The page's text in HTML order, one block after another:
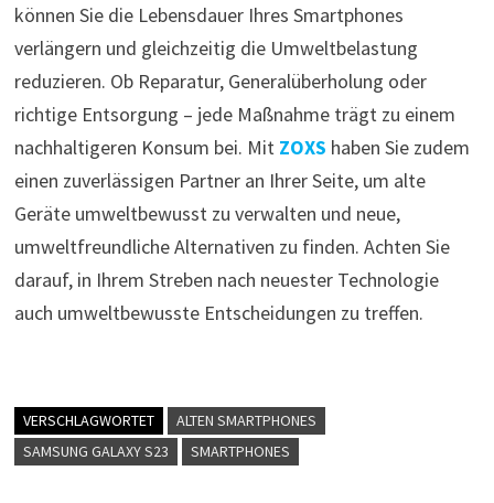
können Sie die Lebensdauer Ihres Smartphones
verlängern und gleichzeitig die Umweltbelastung
reduzieren. Ob Reparatur, Generalüberholung oder
richtige Entsorgung – jede Maßnahme trägt zu einem
nachhaltigeren Konsum bei. Mit ZOXS haben Sie zudem
einen zuverlässigen Partner an Ihrer Seite, um alte
Geräte umweltbewusst zu verwalten und neue,
umweltfreundliche Alternativen zu finden. Achten Sie
darauf, in Ihrem Streben nach neuester Technologie
auch umweltbewusste Entscheidungen zu treffen.
VERSCHLAGWORTET
ALTEN SMARTPHONES
SAMSUNG GALAXY S23
SMARTPHONES